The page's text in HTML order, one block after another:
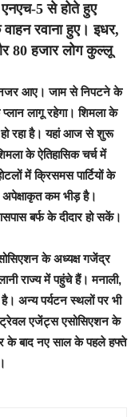
5 से होते हुए
रवाना हुए। इधर,
80 हजार लोग कुल्लू
नजर आए। जाम से निपटने के
लागू रहेगा। शिमला के
हो रहा है। यहां आज से शुरू
के ऐतिहासिक चर्च में
में क्रिसमस पार्टियों के
कम भीड़ है।
बर्फ के दीदार हो सकें।
के अध्यक्ष गजेंद्र
राज्य में पहुंचे हैं। मनाली,
है। अन्य पर्यटन स्थलों पर भी
ट्रेवल एजेंट्स एसोसिएशन के
के बाद नए साल के पहले हफ्ते